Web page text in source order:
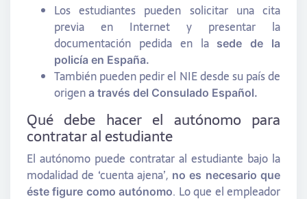
Los estudiantes pueden solicitar una cita
previa en Internet y presentar la
documentación pedida en la sede de la
policía en España.
También pueden pedir el NIE desde su país de
origen a través del Consulado Español.
Qué debe hacer el autónomo para
contratar al estudiante
El autónomo puede contratar al estudiante bajo la
modalidad de ‘cuenta ajena’, no es necesario que
éste figure como autónomo. Lo que el empleador